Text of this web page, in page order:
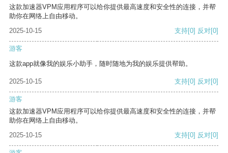
这款加速器VPM应用程序可以给你提供最高速度和安全性的连接，并帮
助你在网络上自由移动。
2025-10-15
支持[0] 反对[0]
游客
这款app就像我的娱乐小助手，随时随地为我的娱乐提供帮助。
2025-10-15 支持[0] 反对[0]
游客
这款加速器VPM应用程序可以给你提供最高速度和安全性的连接，并帮
助你在网络上自由移动。
2025-10-15
支持[0] 反对[0]